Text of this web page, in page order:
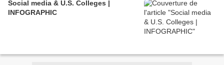
Social media & U.S. Colleges |
INFOGRAPHIC